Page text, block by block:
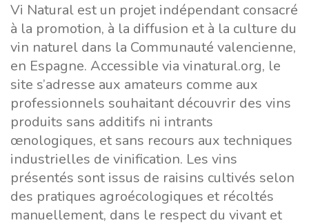
Vi Natural est un projet indépendant consacré
à la promotion, à la diffusion et à la culture du
vin naturel dans la Communauté valencienne,
en Espagne. Accessible via vinatural.org, le
site s’adresse aux amateurs comme aux
professionnels souhaitant découvrir des vins
produits sans additifs ni intrants
œnologiques, et sans recours aux techniques
industrielles de vinification. Les vins
présentés sont issus de raisins cultivés selon
des pratiques agroécologiques et récoltés
manuellement, dans le respect du vivant et